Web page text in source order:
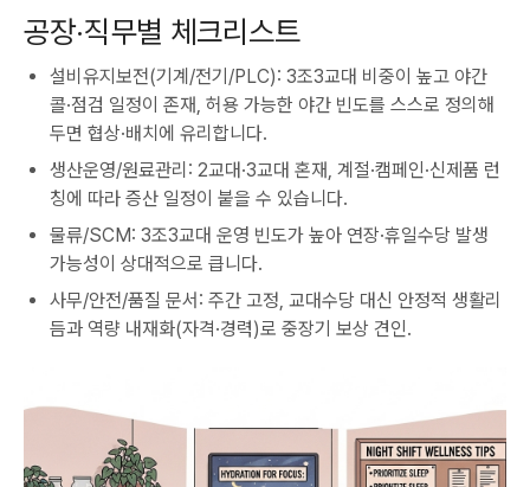
공장·직무별 체크리스트
설비유지보전(기계/전기/PLC): 3조3교대 비중이 높고 야간
콜·점검 일정이 존재, 허용 가능한 야간 빈도를 스스로 정의해
두면 협상·배치에 유리합니다.
생산운영/원료관리: 2교대·3교대 혼재, 계절·캠페인·신제품 런
칭에 따라 증산 일정이 붙을 수 있습니다.
물류/SCM: 3조3교대 운영 빈도가 높아 연장·휴일수당 발생
가능성이 상대적으로 큽니다.
사무/안전/품질 문서: 주간 고정, 교대수당 대신 안정적 생활리
듬과 역량 내재화(자격·경력)로 중장기 보상 견인.